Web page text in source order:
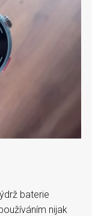
baterie
nijak